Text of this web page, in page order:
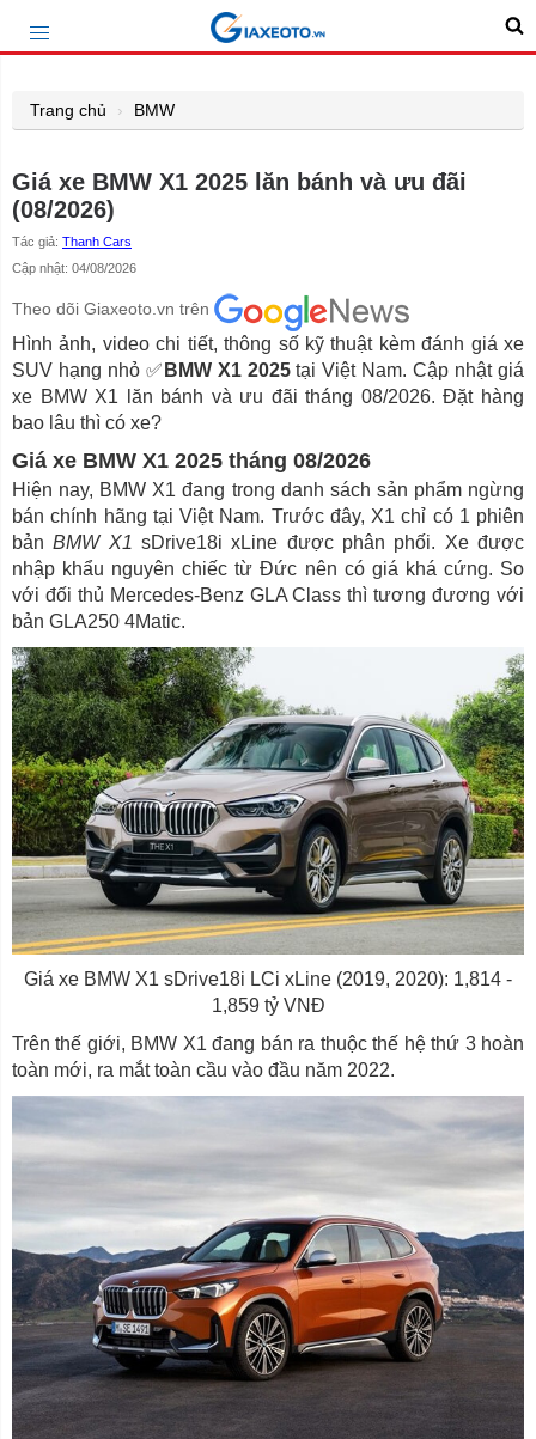
Trang chủ BMW
Giá xe BMW X1 2025 lăn bánh và ưu đãi
(08/2026)
Tác giả: Thanh Cars
Cập nhật: 04/08/2026
Theo dõi Giaxeoto.vn trên
Hình ảnh, video chi tiết, thông số kỹ thuật kèm đánh giá xe
SUV hạng nhỏ ✅ BMW X1 2025tại Việt Nam. Cập nhật giá
xe BMW X1 lăn bánh và ưu đãi tháng 08/2026. Đặt hàng
bao lâu thì có xe?
Giá xe BMW X1 2025 tháng 08/2026
Hiện nay, BMW X1 đang trong danh sách sản phẩm ngừng
bán chính hãng tại Việt Nam. Trước đây, X1 chỉ có 1 phiên
bảnBMW X1 sDrive18i xLine được phân phối. Xe được
nhập khẩu nguyên chiếc từ Đức nên có giá khá cứng. So
với đối thủ Mercedes-Benz GLA Class thì tương đương với
bản GLA250 4Matic.
Giá xe BMW X1 sDrive18i LCi xLine (2019, 2020): 1,814 -
1,859 tỷ VNĐ
Trên thế giới, BMW X1 đang bán ra thuộc thế hệ thứ 3 hoàn
toàn mới, ra mắt toàn cầu vào đầu năm 2022.